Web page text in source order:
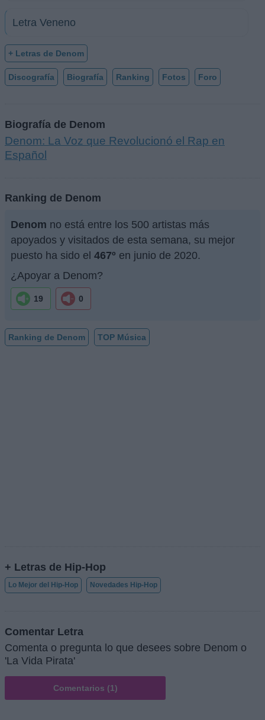
Letra Veneno
+ Letras de Denom
Discografía Biografía Ranking Fotos Foro
Biografía de Denom
Denom: La Voz que Revolucionó el Rap en
Español
Ranking de Denom
Denom no está entre los 500 artistas más
apoyados y visitados de esta semana, su mejor
puesto ha sido el 467º en junio de 2020.
¿Apoyar a Denom?
19 0
Ranking de Denom TOP Música
+ Letras de Hip-Hop
Lo Mejor del Hip-Hop Novedades Hip-Hop
Comentar Letra
Comenta o pregunta lo que desees sobre Denom o
'La Vida Pirata'
Comentarios (1)